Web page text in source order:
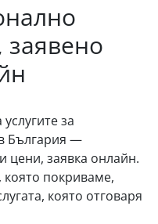
заявено
за
България —
заявка онлайн.
която покриваме,
която отговаря